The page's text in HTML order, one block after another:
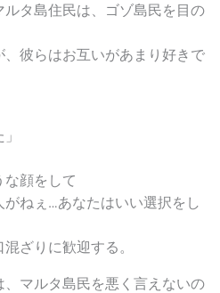
タ島住民は、ゴゾ島民を目の
彼らはお互いがあまり好きで
顔をして
がねぇ…あなたはいい選択をし
ざりに歓迎する。
マルタ島民を悪く言えないの